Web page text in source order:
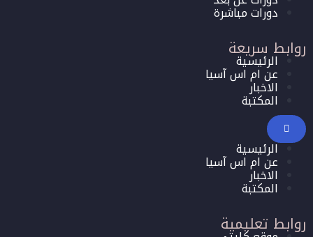
دورات مباشرة
روابط سريعة
الرئيسية
عن ام اس آسيا
الاخبار
المكتبة
الرئيسية
عن ام اس آسيا
الاخبار
المكتبة
روابط تعليمية